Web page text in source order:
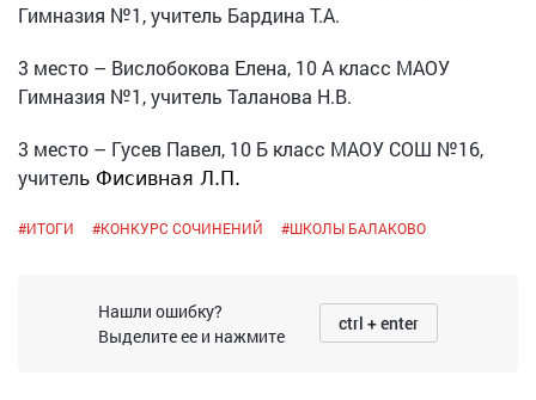
Гимназия №1, учитель Бардина Т.А.
3 место – Вислобокова Елена, 10 А класс МАОУ
Гимназия №1, учитель Таланова Н.В.
3 место – Гусев Павел, 10 Б класс МАОУ СОШ №16,
учитель Фисивная Л.П.
#ИТОГИ #КОНКУРС СОЧИНЕНИЙ #ШКОЛЫ БАЛАКОВО
Нашли ошибку?
Выделите ее и нажмите
ctrl + enter